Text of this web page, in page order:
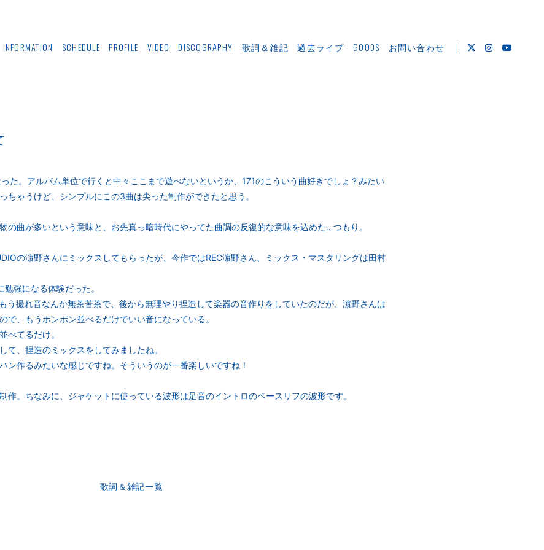
INFORMATION SCHEDULE PROFILE VIDEO DISCOGRAPHY 歌詞＆雑記 過去ライブ GOODS お問い合わせ
た。アルバム単位で行くと中々ここまで遊べないというか、171のこういう曲好きでしょ？みたい
ちゃうけど、シンプルにこの3曲は尖った制作ができたと思う。
の曲が多いという意味と、お先真っ暗時代にやってた曲調の反復的な意味を込めた…つもり。
の濵野さんにミックスしてもらったが、今作ではREC濵野さん、ミックス・マスタリングは田村
強になる体験だった。
う撮れ音なんか無茶苦茶で、後から無理やり捏造して楽器の音作りをしていたのだが、濵野さんは
で、もうポンポン並べるだけでいい音になっている。
べてるだけ。
て、捏造のミックスをしてみましたね。
ン作るみたいな感じですね。そういうのが一番楽しいですね！
作。ちなみに、ジャケットに使っている波形は足音のイントロのベースリフの波形です。
歌詞＆雑記一覧